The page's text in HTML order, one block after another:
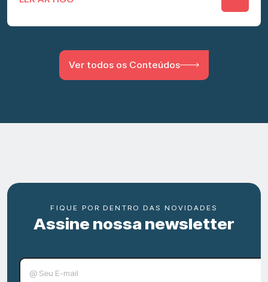
Ver todos os Conteúdos
FIQUE POR DENTRO DAS NOVIDADES
Assine nossa newsletter